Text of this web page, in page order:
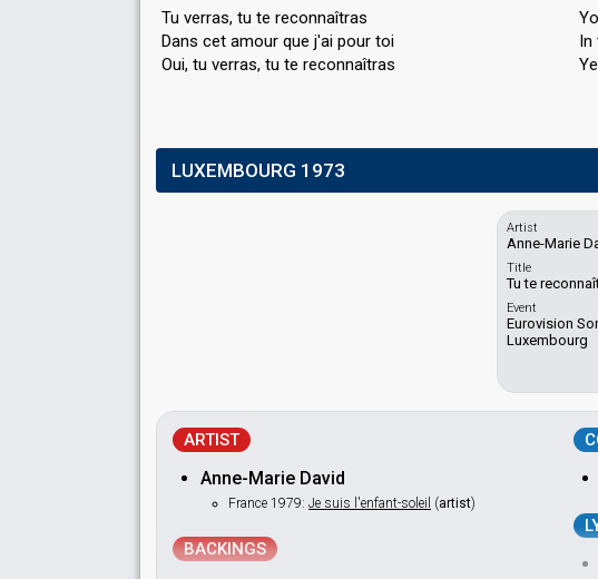
Tu verras, tu te reconnaîtras
Dans cet amour que j'ai pour toi
Oui, tu verras, tu te reconnaîtrаѕ
In
LUXEMBOURG 1973
Artist
Anne-Marie
Title
Tu te
Event
Eurovision
Luxembourg
ARTIST
Anne-Marie David
France 1979: Je suis l'enfant-soleil (artist)
BACKINGS